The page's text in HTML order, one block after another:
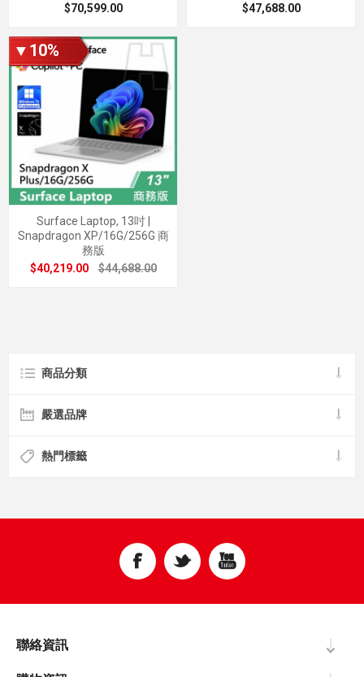
$70,599.00
$47,688.00
▼10%
Surface Laptop, 13吋 |
Snapdragon XP/16G/256G 商
務版
$40,219.00
$44,688.00
商品分類
嚴選品牌
熱門標籤
聯絡資訊